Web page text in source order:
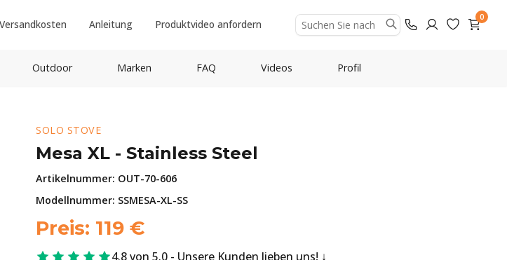
Versandkosten Anleitung Produktvideo anfordern
0
Outdoor Marken FAQ Videos Profil
SOLO STOVE
Mesa XL - Stainless Steel
Artikelnummer: OUT-70-606
Modellnummer: SSMESA-XL-SS
Preis: 119 €
4.8 von 5.0 - Unsere Kunden lieben uns!